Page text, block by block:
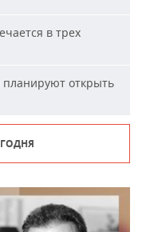
в трех
планируют открыть